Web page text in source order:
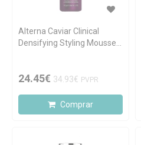
Alterna Caviar Clinical
Densifying Styling Mousse
24.45€ 34.93€ PVPR
Comprar